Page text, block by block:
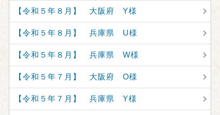
【令和５年８月】 大阪府 Y様
【令和５年８月】 兵庫県 U様
【令和５年８月】 兵庫県 W様
【令和５年７月】 大阪府 O様
【令和５年７月】 兵庫県 Y様